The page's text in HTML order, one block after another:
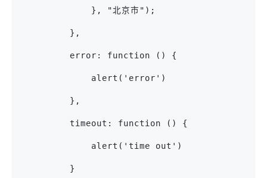
             }, "北京市");
         },
         error: function () {
             alert('error')
         },
         timeout: function () {
             alert('time out')
         }